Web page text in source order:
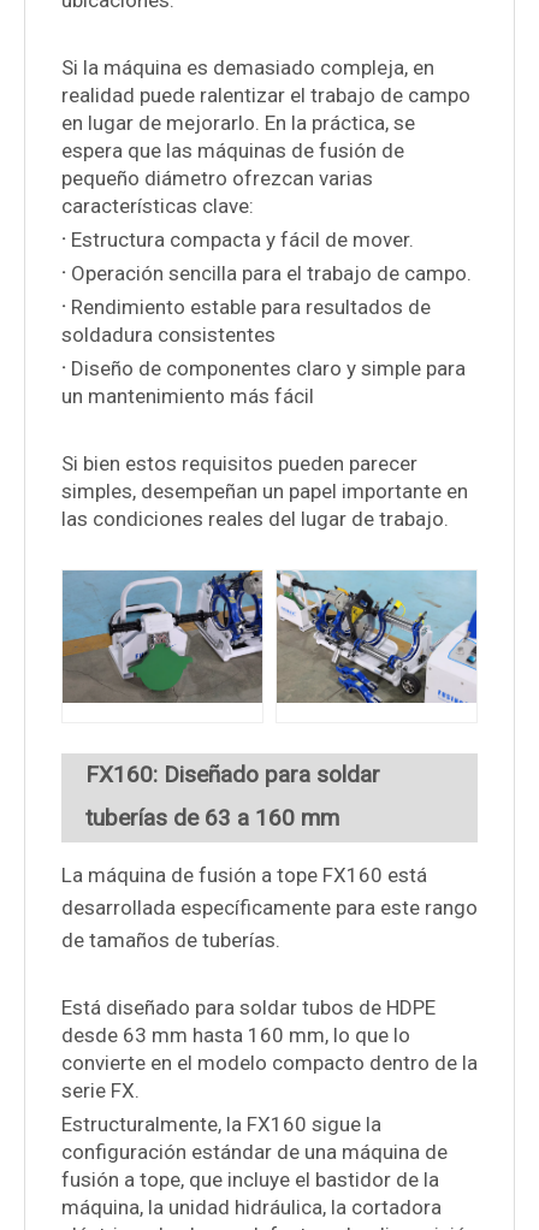
Si la máquina es demasiado compleja, en
realidad puede ralentizar el trabajo de campo
en lugar de mejorarlo. En la práctica, se
espera que las máquinas de fusión de
pequeño diámetro ofrezcan varias
características clave:
· Estructura compacta y fácil de mover.
· Operación sencilla para el trabajo de campo.
· Rendimiento estable para resultados de
soldadura consistentes
· Diseño de componentes claro y simple para
un mantenimiento más fácil
Si bien estos requisitos pueden parecer
simples, desempeñan un papel importante en
las condiciones reales del lugar de trabajo.
FX160: Diseñado para soldar
tuberías de 63 a 160 mm
La máquina de fusión a tope FX160 está
desarrollada específicamente para este rango
de tamaños de tuberías.
Está diseñado para soldar tubos de HDPE
desde 63 mm hasta 160 mm, lo que lo
convierte en el modelo compacto dentro de la
serie FX.
Estructuralmente, la FX160 sigue la
configuración estándar de una máquina de
fusión a tope, que incluye el bastidor de la
máquina, la unidad hidráulica, la cortadora